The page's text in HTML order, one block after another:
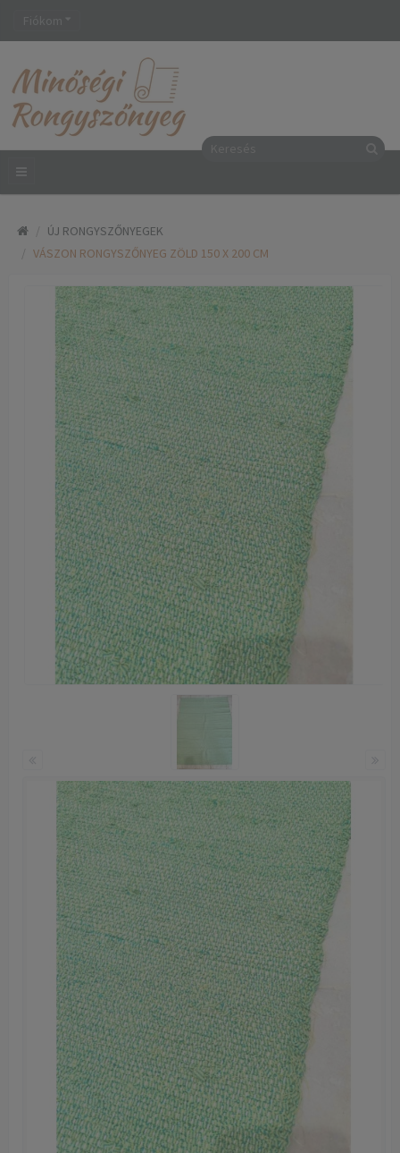
ÚJ RONGYSZŐNYEGEK
VÁSZON RONGYSZŐNYEG ZÖLD 150 X 200 CM